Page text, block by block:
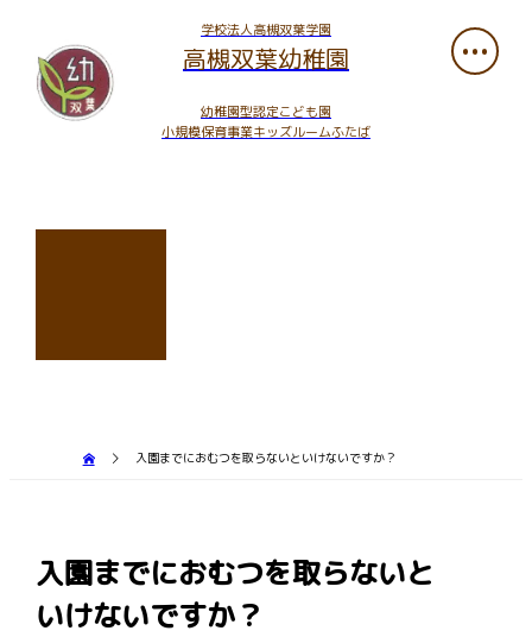
学校法人高槻双葉学園
高槻双葉幼稚園
幼稚園型認定こども園
小規模保育事業キッズルームふたば
入園までにおむつを取らないといけないですか？
入園までにおむつを取らないと
いけないですか？